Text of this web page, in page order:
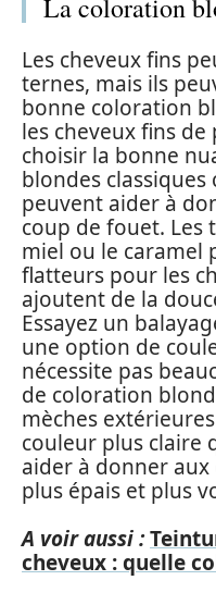
La coloration
Les cheveux fins
ternes, mais ils
bonne coloration
les cheveux fins
choisir la bonne
blondes
peuvent aider à
coup de fouet. Les
miel ou le caramel
flatteurs pour les
ajoutent de la
Essayez un
une option de
nécessite pas
de coloration
mèches
couleur plus claire
aider à donner aux
plus épais et plus
A voir aussi :
cheveux : quelle